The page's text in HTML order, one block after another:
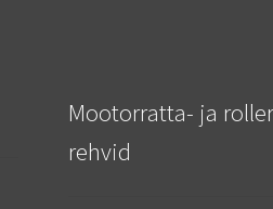
Mootorratta- ja roller
rehvid